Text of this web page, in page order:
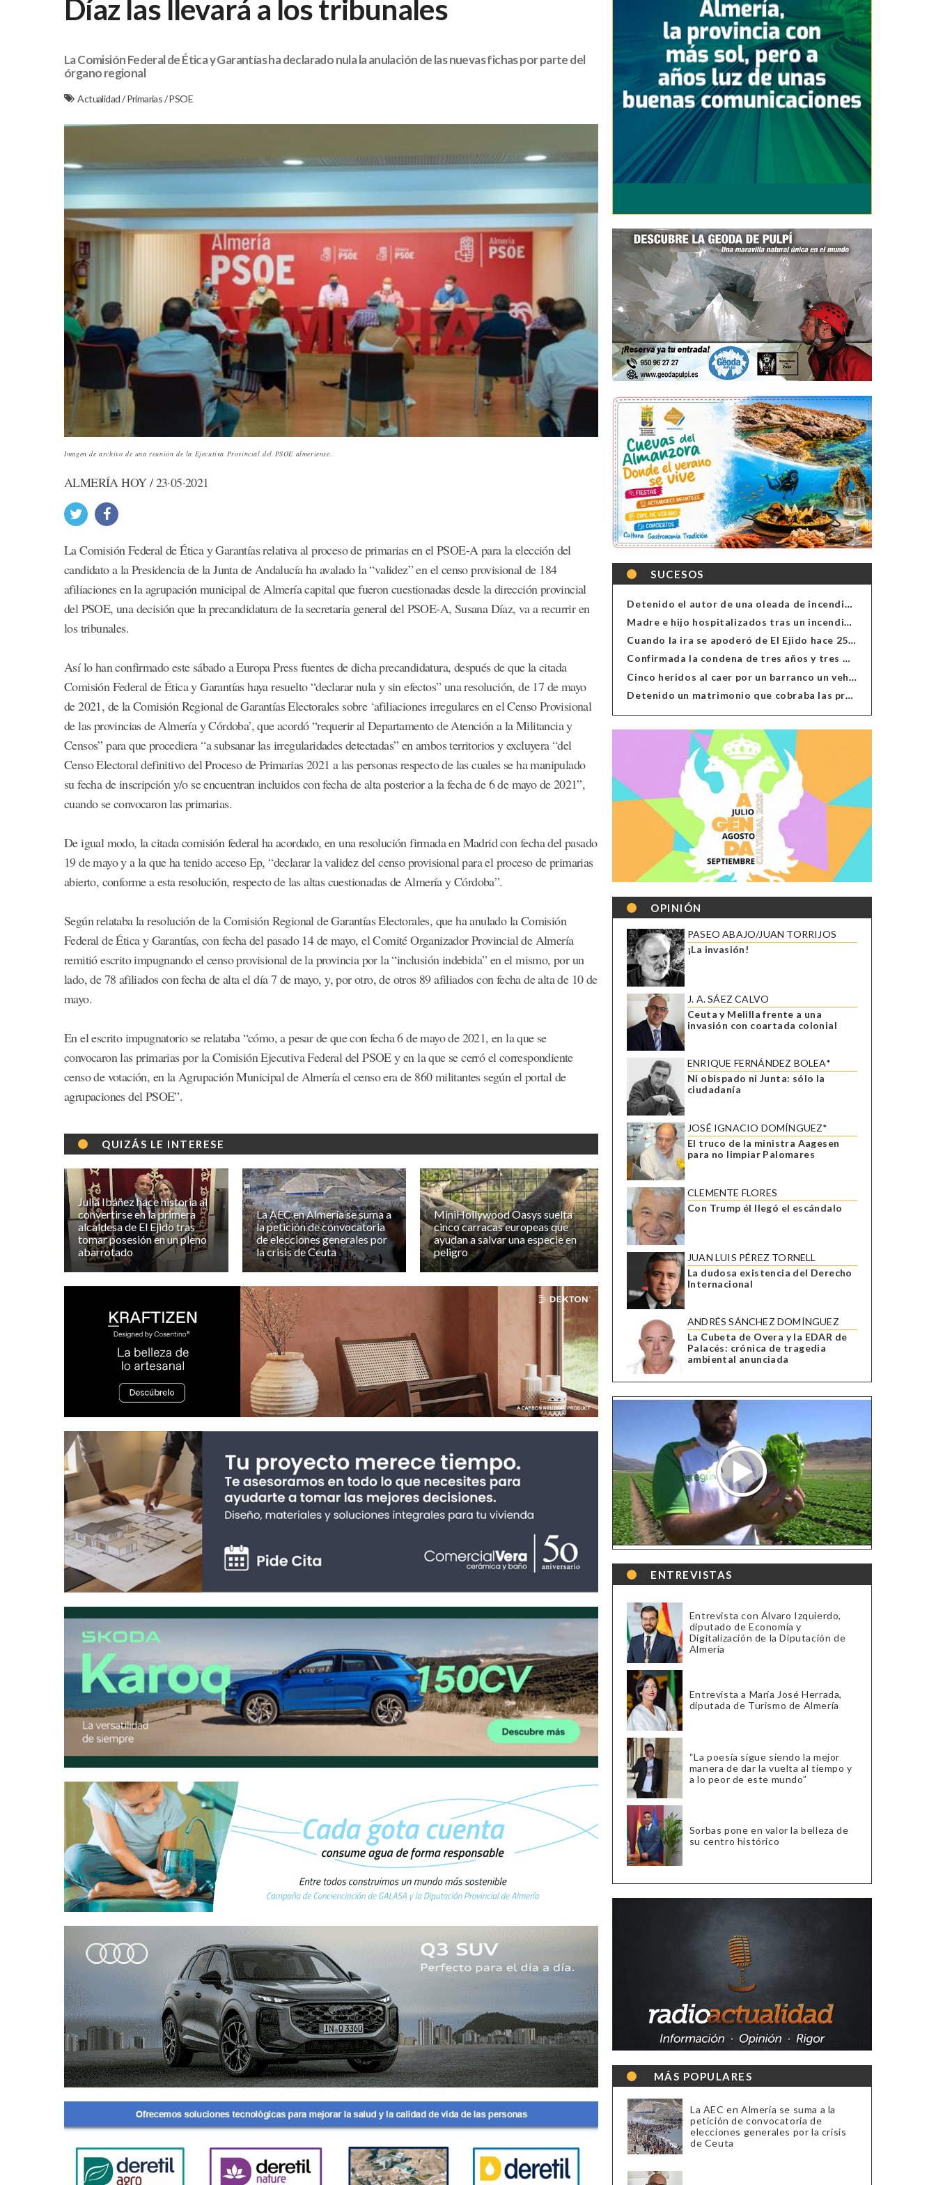
Díaz las llevará a los tribunales
La Comisión Federal de Ética y Garantías ha declarado nula la anulación de las nuevas fichas por parte del
órgano regional
Actualidad/Primarias/PSOE
Imagen de archivo de una reunión de la Ejecutiva Provincial del PSOE almeriense.
ALMERÍA HOY / 23·05·2021
La Comisión Federal de Ética y Garantías relativa al proceso de primarias en el PSOE-A para la elección del
candidato a la Presidencia de la Junta de Andalucía ha avalado la “validez” en el censo provisional de 184
afiliaciones en la agrupación municipal de Almería capital que fueron cuestionadas desde la dirección provincial
del PSOE, una decisión que la precandidatura de la secretaria general del PSOE-A, Susana Díaz, va a recurrir en
los tribunales.
Así lo han confirmado este sábado a Europa Press fuentes de dicha precandidatura, después de que la citada
Comisión Federal de Ética y Garantías haya resuelto “declarar nula y sin efectos” una resolución, de 17 de mayo
de 2021, de la Comisión Regional de Garantías Electorales sobre ‘afiliaciones irregulares en el Censo Provisional
de las provincias de Almería y Córdoba’, que acordó “requerir al Departamento de Atención a la Militancia y
Censos” para que procediera “a subsanar las irregularidades detectadas” en ambos territorios y excluyera “del
Censo Electoral definitivo del Proceso de Primarias 2021 a las personas respecto de las cuales se ha manipulado
su fecha de inscripción y/o se encuentran incluidos con fecha de alta posterior a la fecha de 6 de mayo de 2021”,
cuando se convocaron las primarias.
De igual modo, la citada comisión federal ha acordado, en una resolución firmada en Madrid con fecha del pasado
19 de mayo y a la que ha tenido acceso Ep, “declarar la validez del censo provisional para el proceso de primarias
abierto, conforme a esta resolución, respecto de las altas cuestionadas de Almería y Córdoba”.
Según relataba la resolución de la Comisión Regional de Garantías Electorales, que ha anulado la Comisión
Federal de Ética y Garantías, con fecha del pasado 14 de mayo, el Comité Organizador Provincial de Almería
remitió escrito impugnando el censo provisional de la provincia por la “inclusión indebida” en el mismo, por un
lado, de 78 afiliados con fecha de alta el día 7 de mayo, y, por otro, de otros 89 afiliados con fecha de alta de 10 de
mayo.
En el escrito impugnatorio se relataba “cómo, a pesar de que con fecha 6 de mayo de 2021, en la que se
convocaron las primarias por la Comisión Ejecutiva Federal del PSOE y en la que se cerró el correspondiente
censo de votación, en la Agrupación Municipal de Almería el censo era de 860 militantes según el portal de
agrupaciones del PSOE”.
QUIZÁS LE INTERESE
Julia Ibáñez hace historia al
convertirse en la primera
alcaldesa de El Ejido tras
tomar posesión en un pleno
abarrotado
La AEC en Almería se suma a
la petición de convocatoria
de elecciones generales por
la crisis de Ceuta
MiniHollywood Oasys suelta
cinco carracas europeas que
ayudan a salvar una especie en
peligro
SUCESOS
Detenido el autor de una oleada de incendios de contenedores en Almería
Madre e hijo hospitalizados tras un incendio en la cocina de una vivienda en Almería
Cuando la ira se apoderó de El Ejido hace 25 años
Confirmada la condena de tres años y tres meses al hombre de Antas acusado de xenofobia
Cinco heridos al caer por un barranco un vehículo en Alcolea
Detenido un matrimonio que cobraba las prestaciones de ilegales en Almería, Granada, Málaga, Huelva y Murcia
OPINIÓN
PASEO ABAJO/JUAN TORRIJOS
¡La invasión!
J. A. SÁEZ CALVO
Ceuta y Melilla frente a una
invasión con coartada colonial
ENRIQUE FERNÁNDEZ BOLEA*
Ni obispado ni Junta: sólo la
ciudadanía
JOSÉ IGNACIO DOMÍNGUEZ*
El truco de la ministra Aagesen
para no limpiar Palomares
CLEMENTE FLORES
Con Trump él llegó el escándalo
JUAN LUIS PÉREZ TORNELL
La dudosa existencia del Derecho
Internacional
ANDRÉS SÁNCHEZ DOMÍNGUEZ
La Cubeta de Overa y la EDAR de
Palacés: crónica de tragedia
ambiental anunciada
ENTREVISTAS
Entrevista con Álvaro Izquierdo,
diputado de Economía y
Digitalización de la Diputación de
Almería
Entrevista a María José Herrada,
diputada de Turismo de Almería
“La poesía sigue siendo la mejor
manera de dar la vuelta al tiempo y
a lo peor de este mundo”
Sorbas pone en valor la belleza de
su centro histórico
MÁS POPULARES
La AEC en Almería se suma a la
petición de convocatoria de
elecciones generales por la crisis
de Ceuta